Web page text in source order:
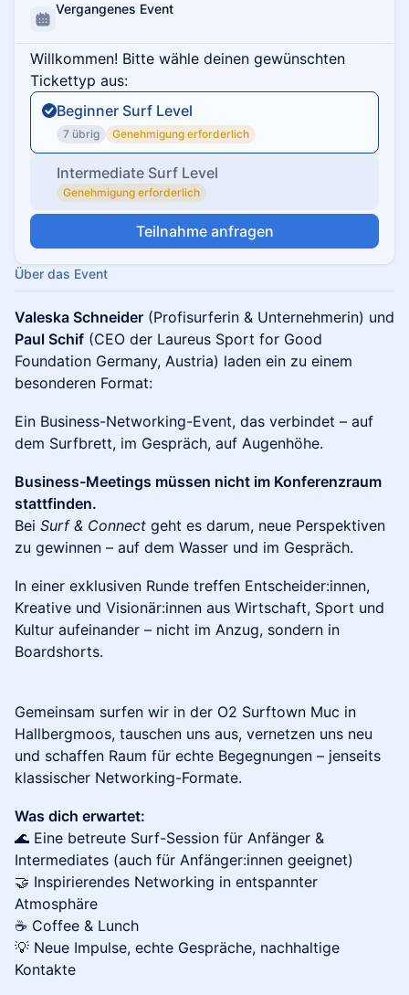
Vergangenes Event
Willkommen! Bitte wähle deinen gewünschten
Tickettyp aus:
Beginner Surf Level
7 übrig Genehmigung erforderlich
Intermediate Surf Level
Genehmigung erforderlich
Teilnahme anfragen
Über das Event
Valeska Schneider (Profisurferin & Unternehmerin) und
Paul Schif (CEO der Laureus Sport for Good
Foundation Germany, Austria) laden ein zu einem
besonderen Format:
​Ein Business-Networking-Event, das verbindet – auf
dem Surfbrett, im Gespräch, auf Augenhöhe.
Business-Meetings müssen nicht im Konferenzraum
stattfinden.
Bei Surf & Connect geht es darum, neue Perspektiven
zu gewinnen – auf dem Wasser und im Gespräch.
​In einer exklusiven Runde treffen Entscheider:innen,
Kreative und Visionär:innen aus Wirtschaft, Sport und
Kultur aufeinander – nicht im Anzug, sondern in
Boardshorts.
Gemeinsam surfen wir in der O2 Surftown Muc in
Hallbergmoos, tauschen uns aus, vernetzen uns neu
und schaffen Raum für echte Begegnungen – jenseits
klassischer Networking-Formate.
Was dich erwartet:
🌊 Eine betreute Surf-Session für Anfänger &
Intermediates (auch für Anfänger:innen geeignet)
🤝 Inspirierendes Networking in entspannter
Atmosphäre
☕ Coffee & Lunch
💡 Neue Impulse, echte Gespräche, nachhaltige
Kontakte